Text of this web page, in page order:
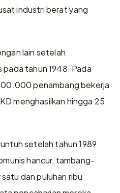
industri berat yang
lain setelah
pada tahun 1948. Pada
penambang bekerja
menghasilkan hingga 25
setelah tahun 1989
hancur, tambang-
dan puluhan ribu